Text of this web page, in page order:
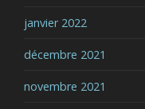
janvier 2022
décembre 2021
novembre 2021